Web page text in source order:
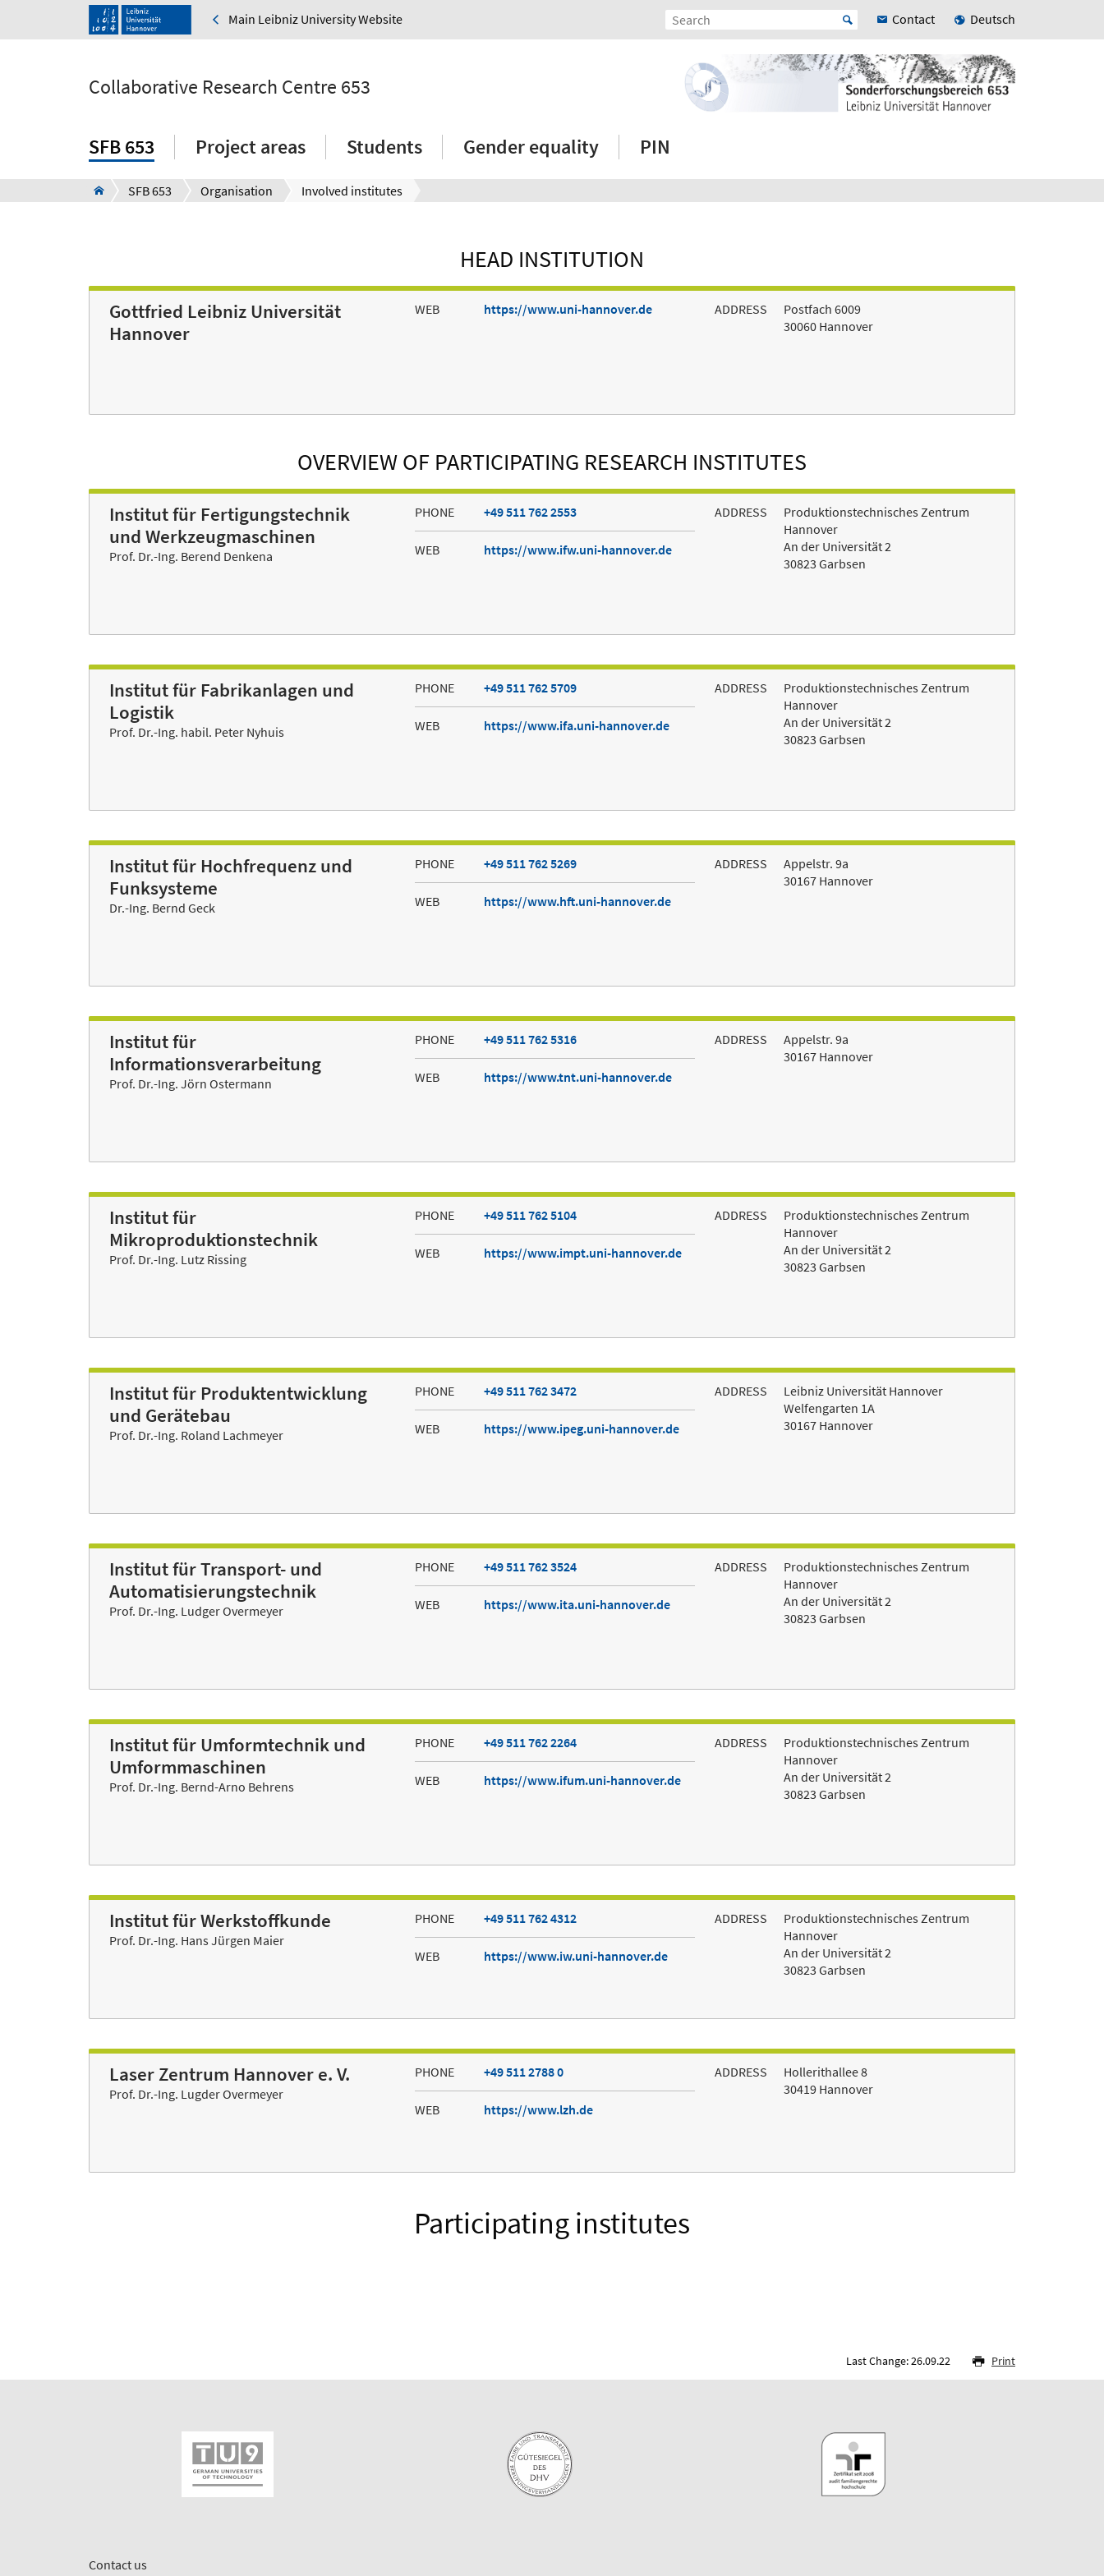
Main Leibniz University Website Contact Deutsch
Collaborative Research Centre 653
SFB 653 Project areas Students Gender equality PIN
SFB 653 Organisation Involved institutes
HEAD INSTITUTION
Gottfried Leibniz Universität
Hannover
WEB https://www.uni-hannover.de ADDRESS
Postfach 6009
30060 Hannover
OVERVIEW OF PARTICIPATING RESEARCH INSTITUTES
Institut für Fertigungstechnik
und Werkzeugmaschinen
Prof. Dr.-Ing. Berend Denkena
PHONE +49 511 762 2553
WEB https://www.ifw.uni-hannover.de
ADDRESS
Produktionstechnisches Zentrum
Hannover
An der Universität 2
30823 Garbsen
Institut für Fabrikanlagen und
Logistik
Prof. Dr.-Ing. habil. Peter Nyhuis
PHONE +49 511 762 5709
WEB https://www.ifa.uni-hannover.de
ADDRESS
Produktionstechnisches Zentrum
Hannover
An der Universität 2
30823 Garbsen
Institut für Hochfrequenz und
Funksysteme
Dr.-Ing. Bernd Geck
PHONE +49 511 762 5269
WEB https://www.hft.uni-hannover.de
ADDRESS
Appelstr. 9a
30167 Hannover
Institut für
Informationsverarbeitung
Prof. Dr.-Ing. Jörn Ostermann
PHONE +49 511 762 5316
WEB https://www.tnt.uni-hannover.de
ADDRESS
Appelstr. 9a
30167 Hannover
Institut für
Mikroproduktionstechnik
Prof. Dr.-Ing. Lutz Rissing
PHONE +49 511 762 5104
WEB https://www.impt.uni-hannover.de
ADDRESS
Produktionstechnisches Zentrum
Hannover
An der Universität 2
30823 Garbsen
Institut für Produktentwicklung
und Gerätebau
Prof. Dr.-Ing. Roland Lachmeyer
PHONE +49 511 762 3472
WEB https://www.ipeg.uni-hannover.de
ADDRESS
Leibniz Universität Hannover
Welfengarten 1A
30167 Hannover
Institut für Transport- und
Automatisierungstechnik
Prof. Dr.-Ing. Ludger Overmeyer
PHONE +49 511 762 3524
WEB https://www.ita.uni-hannover.de
ADDRESS
Produktionstechnisches Zentrum
Hannover
An der Universität 2
30823 Garbsen
Institut für Umformtechnik und
Umformmaschinen
Prof. Dr.-Ing. Bernd-Arno Behrens
PHONE +49 511 762 2264
WEB https://www.ifum.uni-hannover.de
ADDRESS
Produktionstechnisches Zentrum
Hannover
An der Universität 2
30823 Garbsen
Institut für Werkstoffkunde
Prof. Dr.-Ing. Hans Jürgen Maier
PHONE +49 511 762 4312
WEB https://www.iw.uni-hannover.de
ADDRESS
Produktionstechnisches Zentrum
Hannover
An der Universität 2
30823 Garbsen
Laser Zentrum Hannover e. V.
Prof. Dr.-Ing. Lugder Overmeyer
PHONE +49 511 2788 0
WEB https://www.lzh.de
ADDRESS
Hollerithallee 8
30419 Hannover
Participating institutes
Last Change: 26.09.22 Print
Contact us